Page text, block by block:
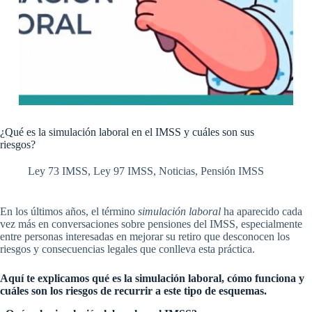
¿Qué es la simulación laboral en el IMSS y cuáles son sus
riesgos?
Ley 73 IMSS, Ley 97 IMSS, Noticias, Pensión IMSS
En los últimos años, el término simulación laboral ha aparecido cada
vez más en conversaciones sobre pensiones del IMSS, especialmente
entre personas interesadas en mejorar su retiro que desconocen los
riesgos y consecuencias legales que conlleva esta práctica.
Aquí te explicamos qué es la simulación laboral, cómo funciona y
cuáles son los riesgos de recurrir a este tipo de esquemas.